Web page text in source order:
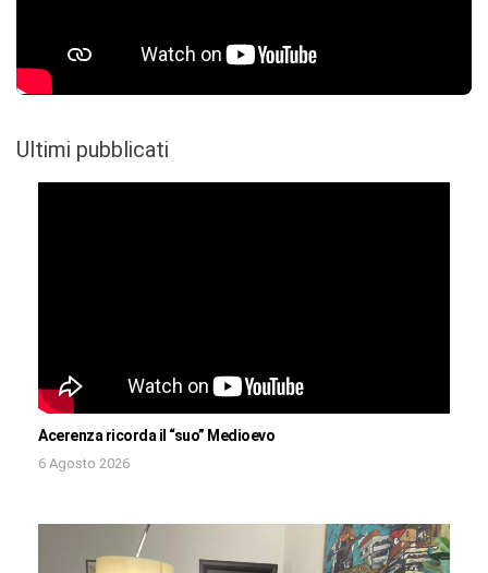
Ultimi pubblicati
Acerenza ricorda il “suo” Medioevo
6 Agosto 2026